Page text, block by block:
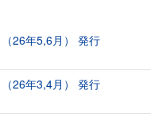
26年5,6月） 発行
26年3,4月） 発行